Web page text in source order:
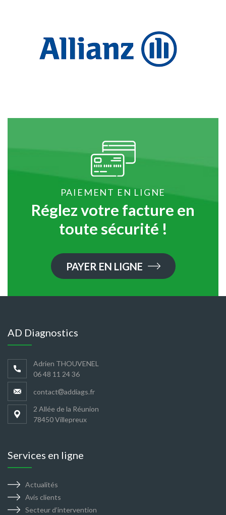
PAIEMENT EN LIGNE
Réglez votre facture en
toute sécurité !
PAYER EN LIGNE
AD Diagnostics
Adrien THOUVENEL
06 48 11 24 36
contact addiags.fr
2 Allée de la Réunion
78450 Villepreux
Services en ligne
Actualités
Avis clients
Secteur d’intervention